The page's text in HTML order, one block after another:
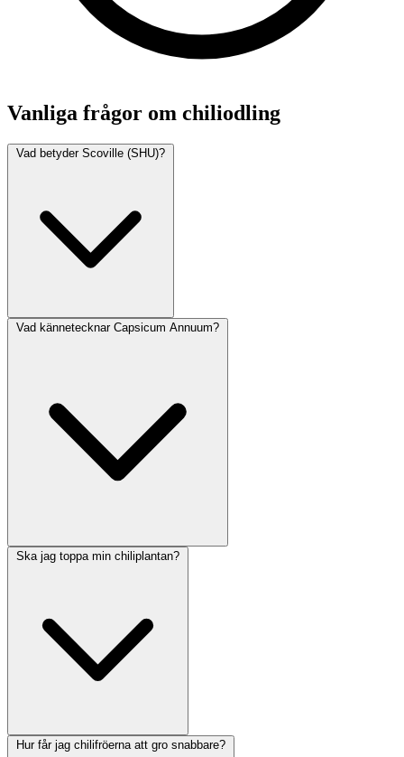
Vanliga frågor om chiliodling
Vad betyder Scoville (SHU)?
Vad kännetecknar Capsicum Annuum?
Ska jag toppa min chiliplantan?
Hur får jag chilifröerna att gro snabbare?